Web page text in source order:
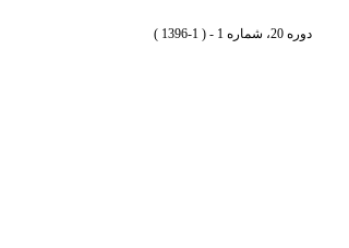
دوره 20، شماره 1 - ( 1-1396 )